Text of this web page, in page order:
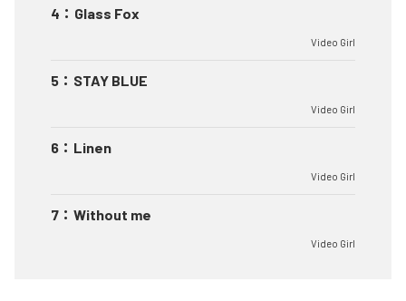
4 ： Glass Fox
Video Girl
5 ： STAY BLUE
Video Girl
6 ： Linen
Video Girl
7 ： Without me
Video Girl